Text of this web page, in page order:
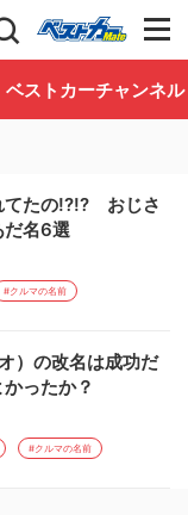
ー」 Club
ベストカーチャンネル
てたの!?!? おじさ
だ名6選
#クルマの名前
）の改名は成功だ
ったか？
#クルマの名前